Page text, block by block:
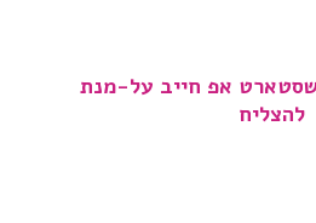
שסטארט אפ חייב על-מנת
להצליח